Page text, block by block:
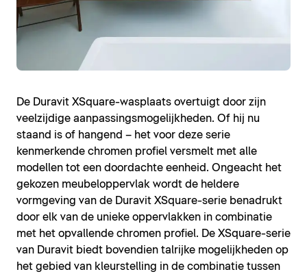
De Duravit XSquare-wasplaats overtuigt door zijn
veelzijdige aanpassingsmogelijkheden. Of hij nu
staand is of hangend – het voor deze serie
kenmerkende chromen profiel versmelt met alle
modellen tot een doordachte eenheid. Ongeacht het
gekozen meubeloppervlak wordt de heldere
vormgeving van de Duravit XSquare-serie benadrukt
door elk van de unieke oppervlakken in combinatie
met het opvallende chromen profiel. De XSquare-serie
van Duravit biedt bovendien talrijke mogelijkheden op
het gebied van kleurstelling in de combinatie tussen